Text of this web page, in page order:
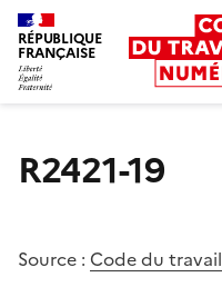
RÉPUBLIQUE
FRANÇAISE
R2421-19
Source : Code du travail